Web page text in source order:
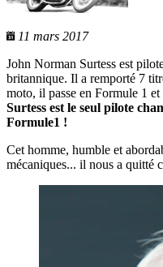
11 mars 2017
John Norman Surtess est
britannique. Il a remporté 7
moto, il passe en Formule 1
Surtess est le seul pilote
Formule1 !
Cet homme, humble et
mécaniques... il nous a quitté